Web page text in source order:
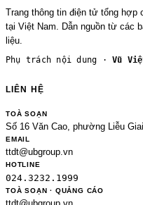
Trang thông tin điện tử tổng hợp
tại Việt Nam. Dẫn nguồn từ các
liệu.
Phụ trách nội dung ·Vũ
LIÊN HỆ
TOÀ SOẠN
Số 16 Văn Cao, phường Liễu
EMAIL
ttdt@ubgroup.vn
HOTLINE
024.3232.1999
TOÀ SOẠN · QUẢNG CÁO